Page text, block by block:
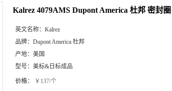
Kalrez 4079AMS Dupont America 杜邦 密封
英文名称： Kalrez
品牌： Dupont America 杜邦
产地： 美国
型号： 美标&日标成品
价格： ￥137/个